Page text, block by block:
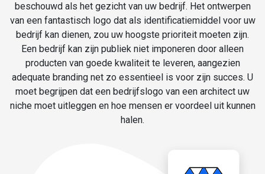
beschouwd als het gezicht van uw bedrijf. Het ontwerpen
van een fantastisch logo dat als identificatiemiddel voor uw
bedrijf kan dienen, zou uw hoogste prioriteit moeten zijn.
Een bedrijf kan zijn publiek niet imponeren door alleen
producten van goede kwaliteit te leveren, aangezien
adequate branding net zo essentieel is voor zijn succes. U
moet begrijpen dat een bedrijfslogo van een architect uw
niche moet uitleggen en hoe mensen er voordeel uit kunnen
halen.